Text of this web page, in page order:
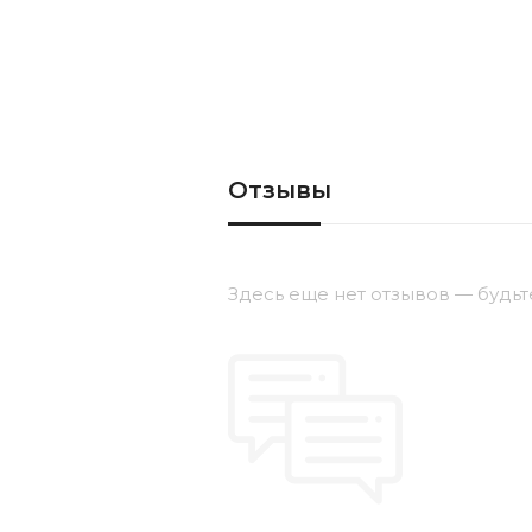
Отзывы
Здесь еще нет отзывов —